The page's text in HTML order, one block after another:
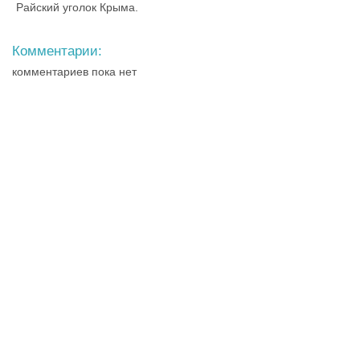
Райский уголок Крыма.
Комментарии:
комментариев пока нет